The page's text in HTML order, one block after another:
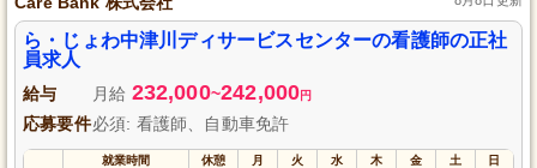
ら・じょわ中津川ディサービスセンターの看護師の正社
員求人
給与 月給 232,000~242,000円
応募要件必須: 看護師、自動車免許
就業時間 休憩 月 火 水 木 金 土 日